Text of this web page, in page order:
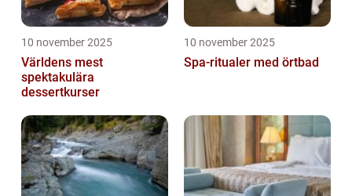
10 november 2025
Världens mest
spektakulära
dessertkurser
10 november 2025
Spa-ritualer med örtbad